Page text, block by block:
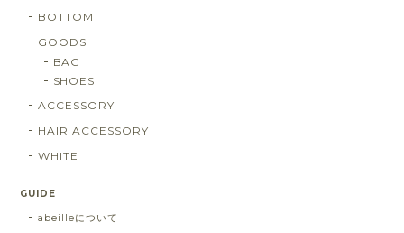
BOTTOM
GOODS
BAG
SHOES
ACCESSORY
HAIR ACCESSORY
WHITE
GUIDE
abeilleについて